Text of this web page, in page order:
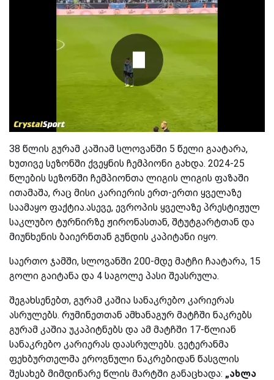
38 წლის გურამ კაშიამ სლოვანში 5 წელი გაატარა,
ხუთივე სეზონში ქვეყნის ჩემპიონი გახდა. 2024-25
წლების სეზონში ჩემპიონთა ლიგის ლიგის ფაზაში
ითამაშა, რაც მისი კარიერის ერთ-ერთი ყველაზე
საამაყო ფაქტია.ასევე, ევროპის ყველაზე პრესტიჟულ
საკლუბო ტურნირზე ჟირონასთან, შტუტგარტთან და
მიუნხენის ბაიერნთან გუნდის კაპიტანი იყო.
საერთო ჯამში, სლოვანში 200-მდე მატჩი ჩაატარა, 15
გოლი გაიტანა და 4 საგოლე პასი შეასრულა.
შეგახსენებთ, გურამ კაშია სანაკრებო კარიერას
ასრულებს. რუმინეთთან ამხანაგურ მატჩში ნაკრებს
გურამ კაშია უკაპიტნებს და ამ მატჩში 17-წლიან
სანაკრებო კარიერას დაასრულებს. ვეტერანმა
ფეხბურთელმა ეროვნული ნაკრებიდან წასვლის
შესახებ მიმდინარე წლის მარტში განაცხადა: „ახლა